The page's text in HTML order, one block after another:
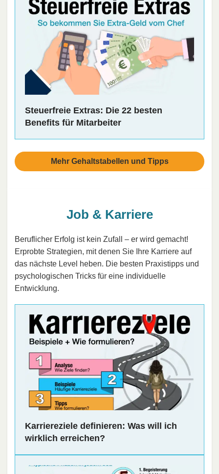
Steuerfreie Extras: Die 22 besten
Benefits für Mitarbeiter
Mehr Gehaltstabellen und Tipps
Job & Karriere
Beruflicher Erfolg ist kein Zufall – er wird gemacht!
Erprobte Strategien, mit denen Sie Ihre Karriere auf
das nächste Level heben. Die besten Praxistipps und
psychologischen Tricks für eine individuelle
Entwicklung.
Karriereziele definieren: Was will ich
wirklich erreichen?